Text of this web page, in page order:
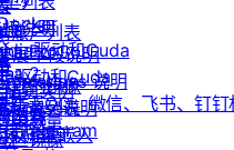
驱动和Cuda
驱动和Cuda
署QQ、微信、飞书、钉钉
Telegram
信息列表
状态
账户列表
己的镜像
列表
区镜像
到实例
下载
单
单数量
说明
展字段说明
说明
说明
向量嵌入
Pro
2
1
1.5
2